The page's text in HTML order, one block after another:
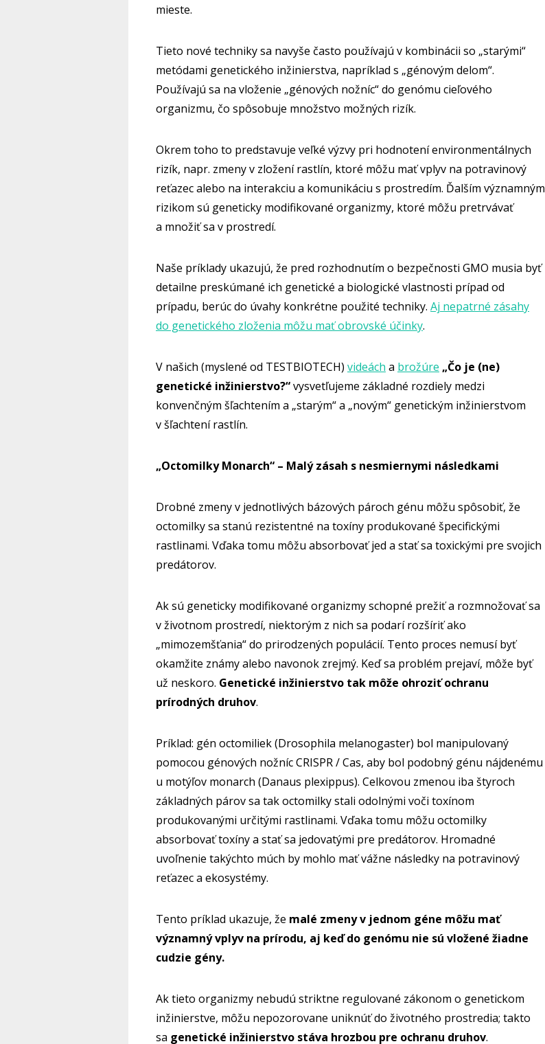
mieste.
Tieto nové techniky sa navyše často používajú v kombinácii so „starými“
metódami genetického inžinierstva, napríklad s „génovým delom“.
Používajú sa na vloženie „génových nožníc“ do genómu cieľového
organizmu, čo spôsobuje množstvo možných rizík.
Okrem toho to predstavuje veľké výzvy pri hodnotení environmentálnych
rizík, napr. zmeny v zložení rastlín, ktoré môžu mať vplyv na potravinový
reťazec alebo na interakciu a komunikáciu s prostredím. Ďalším významným
rizikom sú geneticky modifikované organizmy, ktoré môžu pretrvávať
a množiť sa v prostredí.
Naše príklady ukazujú, že pred rozhodnutím o bezpečnosti GMO musia byť
detailne preskúmané ich genetické a biologické vlastnosti prípad od
prípadu, berúc do úvahy konkrétne použité techniky. Aj nepatrné zásahy
do genetického zloženia môžu mať obrovské účinky.
V našich (myslené od TESTBIOTECH) videách a brožúre „Čo je (ne)
genetické inžinierstvo?“vysvetľujeme základné rozdiely medzi
konvenčným šľachtením a „starým“ a „novým“ genetickým inžinierstvom
v šľachtení rastlín.
„Octomilky Monarch“ – Malý zásah s nesmiernymi následkami
Drobné zmeny v jednotlivých bázových pároch génu môžu spôsobiť, že
octomilky sa stanú rezistentné na toxíny produkované špecifickými
rastlinami. Vďaka tomu môžu absorbovať jed a stať sa toxickými pre svojich
predátorov.
Ak sú geneticky modifikované organizmy schopné prežiť a rozmnožovať sa
v životnom prostredí, niektorým z nich sa podarí rozšíriť ako
„mimozemšťania“ do prirodzených populácií. Tento proces nemusí byť
okamžite známy alebo navonok zrejmý. Keď sa problém prejaví, môže byť
už neskoro. Genetické inžinierstvo tak môže ohroziť ochranu
prírodných druhov.
Príklad: gén octomiliek (Drosophila melanogaster) bol manipulovaný
pomocou génových nožníc CRISPR / Cas, aby bol podobný génu nájdenému
u motýľov monarch (Danaus plexippus). Celkovou zmenou iba štyroch
základných párov sa tak octomilky stali odolnými voči toxínom
produkovanými určitými rastlinami. Vďaka tomu môžu octomilky
absorbovať toxíny a stať sa jedovatými pre predátorov. Hromadné
uvoľnenie takýchto múch by mohlo mať vážne následky na potravinový
reťazec a ekosystémy.
Tento príklad ukazuje, že malé zmeny v jednom géne môžu mať
významný vplyv na prírodu, aj keď do genómu nie sú vložené žiadne
cudzie gény.
Ak tieto organizmy nebudú striktne regulované zákonom o genetickom
inžinierstve, môžu nepozorovane uniknúť do životného prostredia; takto
sa genetické inžinierstvo stáva hrozbou pre ochranu druhov.